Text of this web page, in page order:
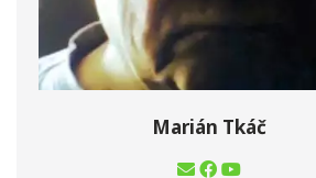
Marián Tkáč